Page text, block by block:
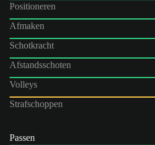
Positioneren
Afmaken
Schotkracht
Afstandsschoten
Volleys
Strafschoppen
Passen